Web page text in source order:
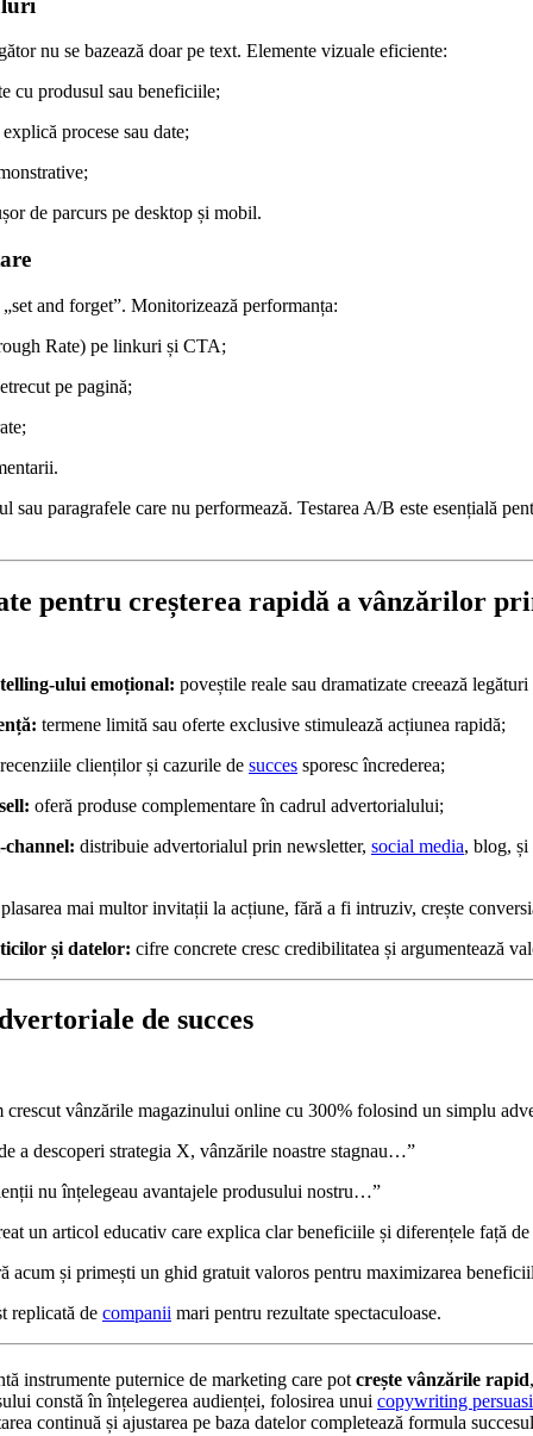
nu se bazează doar pe text. Elemente vizuale eficiente:
cu produsul sau beneficiile;
procese sau date;
de parcurs pe desktop și mobil.
and forget”. Monitorizează performanța:
Rate) pe linkuri și CTA;
pe pagină;
sau paragrafele care nu performează. Testarea A/B este esențială
pentru creșterea rapidă a vânzărilor
ului emoțional: poveștile reale sau dramatizate creează
termene limită sau oferte exclusive stimulează acțiunea rapidă;
clienților și cazurile de succes sporesc încrederea;
oferă produse complementare în cadrul advertorialului;
distribuie advertorialul prin newsletter, social media, blog, și
mai multor invitații la acțiune, fără a fi intruziv, crește
și datelor: cifre concrete cresc credibilitatea și argumentează
de succes
crescut vânzările magazinului online cu 300% folosind un simplu
a descoperi strategia X, vânzările noastre stagnau…”
nu înțelegeau avantajele produsului nostru…”
un articol educativ care explica clar beneficiile și diferențele față
acum și primești un ghid gratuit valoros pentru maximizarea
replicată de companii mari pentru rezultate spectaculoase.
instrumente puternice de marketing care pot crește vânzările rapid
constă în înțelegerea audienței, folosirea unui copywriting
continuă și ajustarea pe baza datelor completează formula